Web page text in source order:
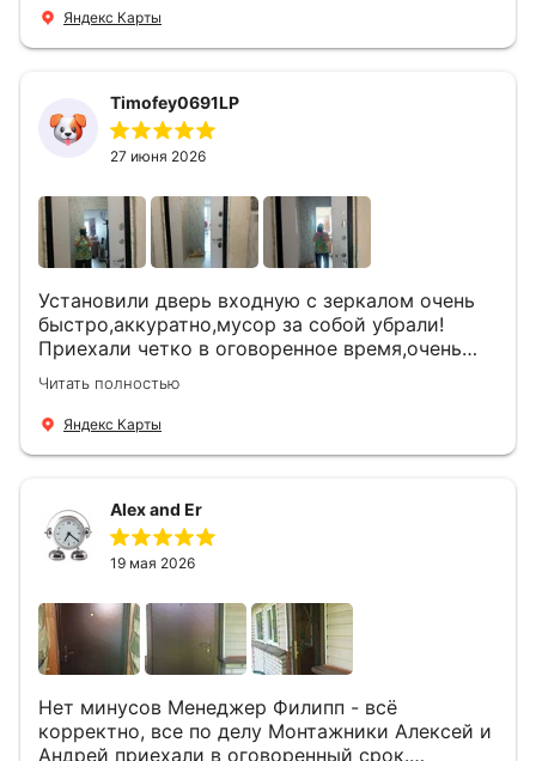
Яндекс Карты
Timofey0691LP
27 июня 2026
Установили дверь входную с зеркалом очень
быстро,аккуратно,мусор за собой убрали!
Приехали четко в оговоренное время,очень
вежливые,деликатные рабочие .Все
понравилось и дверь ,и работа и цена!
Читать полностью
Яндекс Карты
Alex and Er
19 мая 2026
Нет минусов Менеджер Филипп - всё
корректно, все по делу Монтажники Алексей и
Андрей приехали в оговоренный срок.